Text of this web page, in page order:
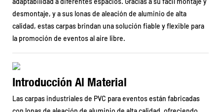
desmontaje, y a sus lonas de aleación de aluminio de alta
calidad, estas carpas brindan una solución fiable y flexible para
la promoción de eventos al aire libre.
Introducción Al Material
Las carpas industriales de PVC para eventos están fabricadas